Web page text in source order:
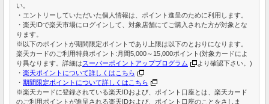
い。
・エントリーしていただいた個人情報は、ポイント進呈のために利用します。
・楽天IDで楽天市場にログインして、対象店舗にてご購入された方が対象とな
ります。
※以下のポイントが期間限定ポイントであり上限は以下のとおりになります。
楽天カードのご利用特典ポイント:月間5,000～15,000ポイント(対象カードによ
り異なります。詳細はスーパーポイントアッププログラム
より確認下さい。)
・ 楽天ポイントについて詳しくはこちら
・ 期間限定ポイントについて詳しくはこちら
※楽天カードに登録されている楽天IDおよび、ポイント口座とは、楽天カード
のご利用ポイントが進呈される楽天IDおよび、ポイント口座のことをさしま